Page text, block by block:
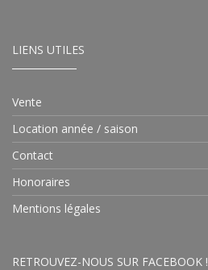
LIENS UTILES
Vente
Location année / saison
Contact
Honoraires
Mentions légales
RETROUVEZ-NOUS SUR FACEBOOK !